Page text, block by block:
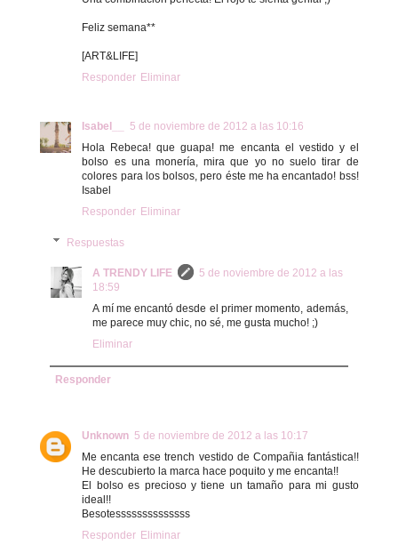
Feliz semana**
[ART&LIFE]
Responder Eliminar
Isabel__
5 de noviembre de 2012 a las 10:16
Hola Rebeca! que guapa! me encanta el vestido y el
bolso es una monería, mira que yo no suelo tirar de
colores para los bolsos, pero éste me ha encantado! bss!
Isabel
Responder Eliminar
Respuestas
A TRENDY LIFE
5 de noviembre de 2012 a las
18:59
A mí me encantó desde el primer momento, además,
me parece muy chic, no sé, me gusta mucho! ;)
Eliminar
Responder
Unknown 5 de noviembre de 2012 a las 10:17
Me encanta ese trench vestido de Compañia fantástica!!
He descubierto la marca hace poquito y me encanta!!
El bolso es precioso y tiene un tamaño para mi gusto
ideal!!
Besotessssssssssssss
Responder Eliminar